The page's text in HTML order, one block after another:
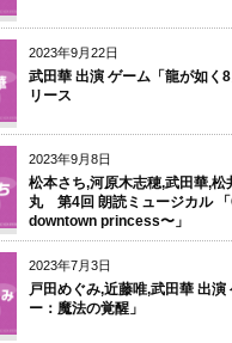
2023年9月22日
武田華 出演 ゲーム「龍が如く
リース
2023年9月8日
松本さち,河原木志穂,武田華,
丸 第4回 朗読ミュージカル
downtown princess〜」
2023年7月3日
戸田めぐみ,近藤唯,武田華 出
ー：魔法の覚醒」